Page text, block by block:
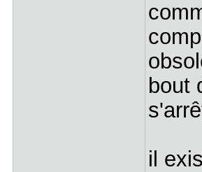
bout
il